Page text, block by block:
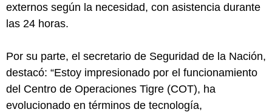
externos según la necesidad, con asistencia durante
las 24 horas.
Por su parte, el secretario de Seguridad de la Nación,
destacó: “Estoy impresionado por el funcionamiento
del Centro de Operaciones Tigre (COT), ha
evolucionado en términos de tecnología,